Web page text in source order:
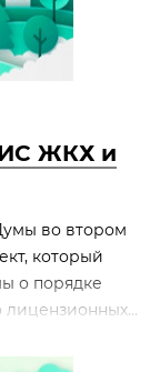
ЖКХ и
во втором
который
о порядке